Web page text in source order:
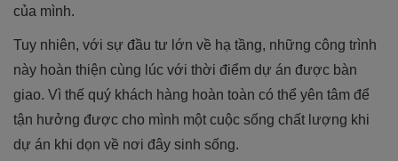
của mình.
Tuy nhiên, với sự đầu tư lớn về hạ tầng, những công trình
này hoàn thiện cùng lúc với thời điểm dự án được bàn
giao. Vì thế quý khách hàng hoàn toàn có thể yên tâm để
tận hưởng được cho mình một cuộc sống chất lượng khi
dự án khi dọn về nơi đây sinh sống.